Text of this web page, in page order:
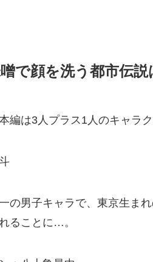
で顔を洗う都市伝説
編は3人プラス1人のキャラ
の男子キャラで、東京生ま
ることに…。